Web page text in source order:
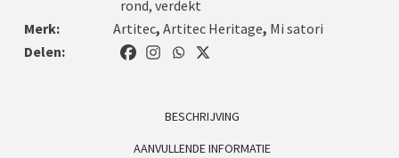
rond, verdekt
Merk:
Artitec, Artitec Heritage, Mi satori
Delen:
BESCHRIJVING
AANVULLENDE INFORMATIE